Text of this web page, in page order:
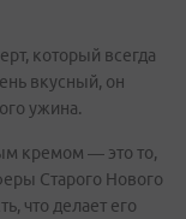
который всегда
вкусный, он
ужина.
кремом — это то,
Старого Нового
что делает его